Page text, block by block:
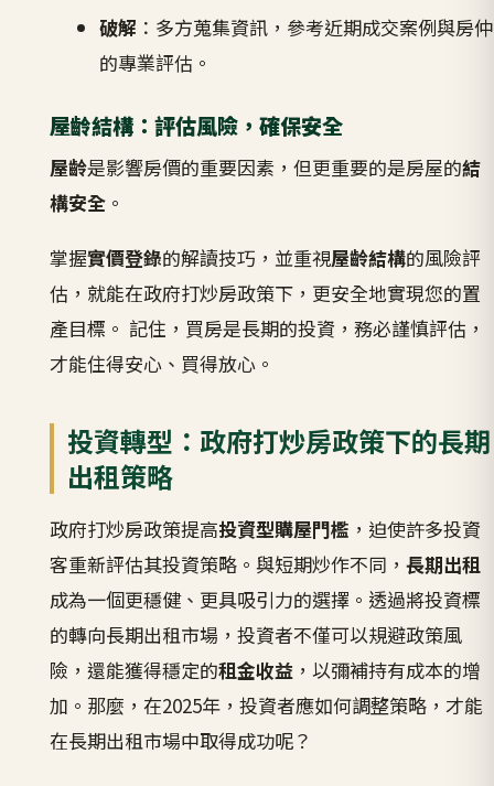
破解 ：多方蒐集資訊，參考近期成交案例與房仲
的專業評估。
屋齡結構：評估風險，確保安全
屋齡是影響房價的重要因素，但更重要的是房屋的結
構安全。
掌握實價登錄的解讀技巧，並重視屋齡結構的風險評
估，就能在政府打炒房政策下，更安全地實現您的置
產目標。 記住，買房是長期的投資，務必謹慎評估，
才能住得安心、買得放心。
投資轉型：政府打炒房政策下的長期
出租策略
政府打炒房政策提高投資型購屋門檻 ，迫使許多投資
客重新評估其投資策略。與短期炒作不同， 長期出租
成為一個更穩健、更具吸引力的選擇。透過將投資標
的轉向長期出租市場，投資者不僅可以規避政策風
險，還能獲得穩定的租金收益，以彌補持有成本的增
加。那麼，在2025年，投資者應如何調整策略，才能
在長期出租市場中取得成功呢？